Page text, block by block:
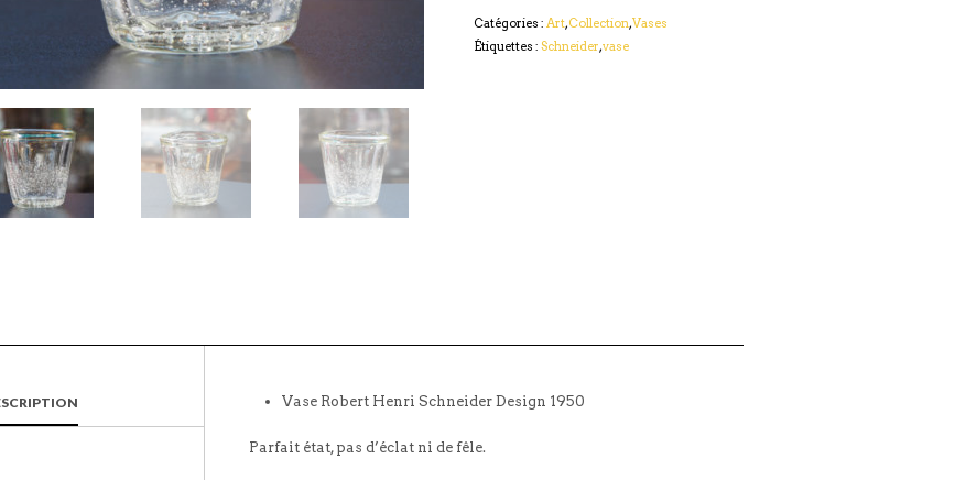
Catégories : Art,Collection,Vases
Étiquettes : Schneider,vase
Vase Robert Henri Schneider Design 1950
Parfait état, pas d’éclat ni de fêle.